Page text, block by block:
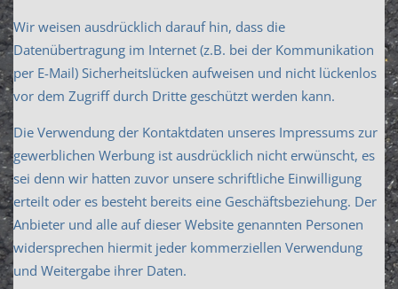
Wir weisen ausdrücklich darauf hin, dass die
Datenübertragung im Internet (z.B. bei der Kommunikation
per E-Mail) Sicherheitslücken aufweisen und nicht lückenlos
vor dem Zugriff durch Dritte geschützt werden kann.
Die Verwendung der Kontaktdaten unseres Impressums zur
gewerblichen Werbung ist ausdrücklich nicht erwünscht, es
sei denn wir hatten zuvor unsere schriftliche Einwilligung
erteilt oder es besteht bereits eine Geschäftsbeziehung. Der
Anbieter und alle auf dieser Website genannten Personen
widersprechen hiermit jeder kommerziellen Verwendung
und Weitergabe ihrer Daten.